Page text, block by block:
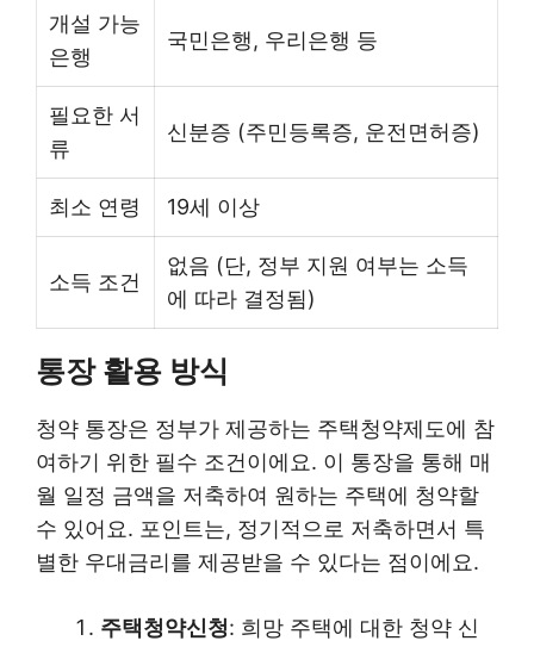
개설 가능
은행
국민은행, 우리은행 등
필요한 서
류
신분증 (주민등록증, 운전면허증)
최소 연령 19세 이상
소득 조건
없음 (단, 정부 지원 여부는 소득
에 따라 결정됨)
통장 활용 방식
청약 통장은 정부가 제공하는 주택청약제도에 참
여하기 위한 필수 조건이에요. 이 통장을 통해 매
월 일정 금액을 저축하여 원하는 주택에 청약할
수 있어요. 포인트는, 정기적으로 저축하면서 특
별한 우대금리를 제공받을 수 있다는 점이에요.
주택청약신청: 희망 주택에 대한 청약 신